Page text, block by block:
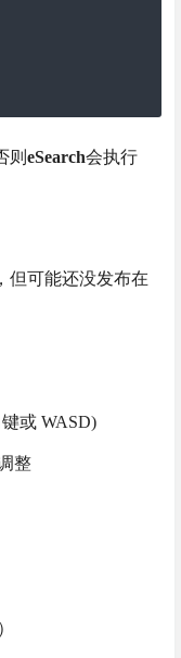
则 eSearch会执行
但可能还没发布在
或 WASD)
整